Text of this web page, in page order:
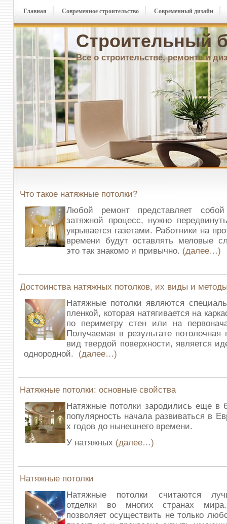
Строительный
Все о строительстве, ремонте и
Главная Современное строительство Современный дизайн
Что такое натяжные потолки?
Любой ремонт представляет
затяжной процесс, нужно
укрывается газетами. Работники на
времени будут оставлять меловые
это так знакомо и привычно. (далее…)
Достоинства натяжных потолков, их виды и
Натяжные потолки являются
пленкой, которая натягивается на
по периметру стен или на
Получаемая в результате потолочная
вид твердой поверхности, является
однородной. (далее…)
Натяжные потолки: основные свойства
Натяжные потолки зародились еще в
популярность начала развиваться в
х годов до нынешнего времени.
У натяжных (далее…)
Натяжные потолки
Натяжные потолки считаются
отделки во многих странах
позволяет осуществить не только